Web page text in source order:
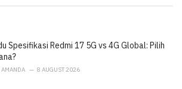
Spesifikasi Redmi 17 5G vs 4G Global: Pilih
AMANDA 8 AUGUST 2026